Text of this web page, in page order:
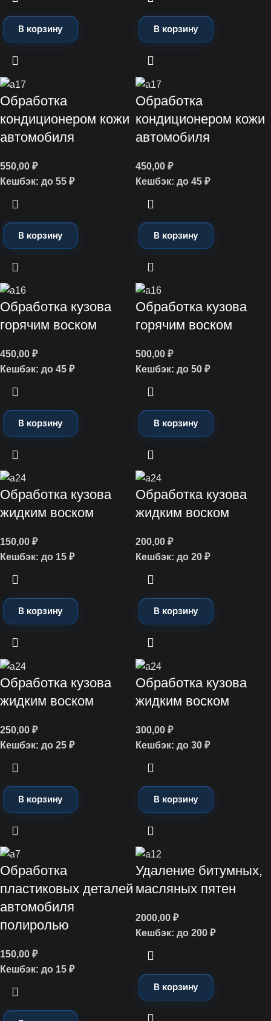
В корзину В корзину
Обработка
кондиционером кожи
автомобиля
550,00 ₽
Кешбэк: до 55 ₽
В корзину
Обработка
кондиционером кожи
автомобиля
450,00 ₽
Кешбэк: до 45 ₽
В корзину
Обработка кузова
горячим воском
450,00 ₽
Кешбэк: до 45 ₽
В корзину
Обработка кузова
горячим воском
500,00 ₽
Кешбэк: до 50 ₽
В корзину
Обработка кузова
жидким воском
150,00 ₽
Кешбэк: до 15 ₽
В корзину
Обработка кузова
жидким воском
200,00 ₽
Кешбэк: до 20 ₽
В корзину
Обработка кузова
жидким воском
250,00 ₽
Кешбэк: до 25 ₽
В корзину
Обработка кузова
жидким воском
300,00 ₽
Кешбэк: до 30 ₽
В корзину
Обработка
пластиковых деталей
автомобиля
полиролью
150,00 ₽
Кешбэк: до 15 ₽
Удаление битумных,
масляных пятен
2000,00 ₽
Кешбэк: до 200 ₽
В корзину